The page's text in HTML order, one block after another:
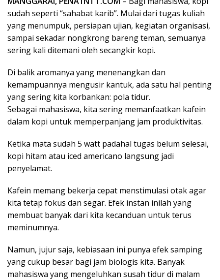
sudah seperti “sahabat karib”. Mulai dari tugas kuliah
yang menumpuk, persiapan ujian, kegiatan organisasi,
sampai sekadar nongkrong bareng teman, semuanya
sering kali ditemani oleh secangkir kopi.
Di balik aromanya yang menenangkan dan
kemampuannya mengusir kantuk, ada satu hal penting
yang sering kita korbankan: pola tidur.
Sebagai mahasiswa, kita sering memanfaatkan kafein
dalam kopi untuk memperpanjang jam produktivitas.
Ketika mata sudah 5 watt padahal tugas belum selesai,
kopi hitam atau iced americano langsung jadi
penyelamat.
Kafein memang bekerja cepat menstimulasi otak agar
kita tetap fokus dan segar. Efek instan inilah yang
membuat banyak dari kita kecanduan untuk terus
meminumnya.
Namun, jujur saja, kebiasaan ini punya efek samping
yang cukup besar bagi jam biologis kita. Banyak
mahasiswa yang mengeluhkan susah tidur di malam